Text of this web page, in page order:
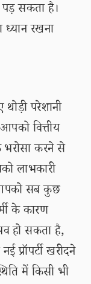
सकता है।
रखना
थोड़ी परेशानी
वित्तीय
करने से
लाभकारी
सब कुछ
के कारण
हो सकता है,
खरीदने
में किसी भी